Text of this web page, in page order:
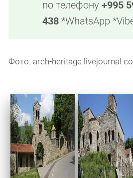
по телефону+995
438*WhatsApp
Фото: arch-